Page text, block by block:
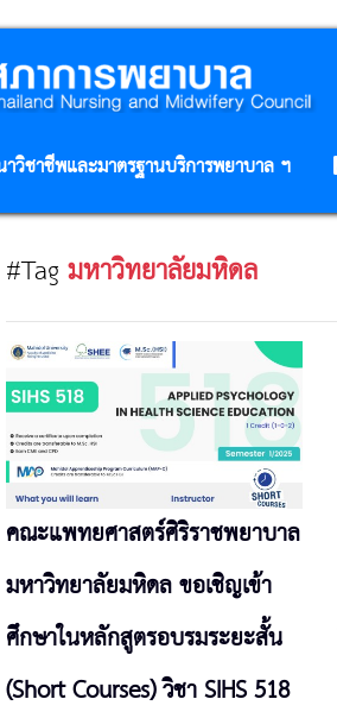
วิชาชีพและมาตรฐานบริการพยาบาล ฯ
#Tagมหาวิทยาลัยมหิดล
คณะแพทยศาสตร์ศิริราชพยาบาล
มหาวิทยาลัยมหิดล ขอเชิญเข้า
ศึกษาในหลักสูตรอบรมระยะสั้น
(Short Courses) วิชา SIHS 518